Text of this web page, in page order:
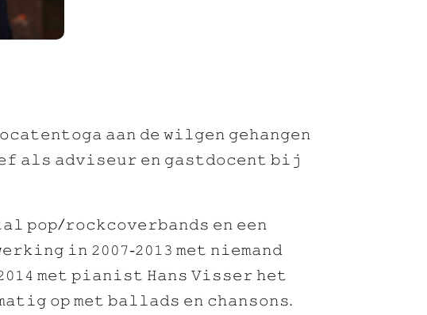
𝚊𝚊𝚗 𝚍𝚎 𝚠𝚒𝚕𝚐𝚎𝚗 𝚐𝚎𝚑𝚊𝚗𝚐𝚎𝚗
𝚊𝚕𝚜 𝚊𝚍𝚟𝚒𝚜𝚎𝚞𝚛 𝚎𝚗 𝚐𝚊𝚜𝚝𝚍𝚘𝚌𝚎𝚗𝚝 𝚋𝚒𝚓
𝚙𝚘𝚙/𝚛𝚘𝚌𝚔𝚌𝚘𝚟𝚎𝚛𝚋𝚊𝚗𝚍𝚜 𝚎𝚗 𝚎𝚎𝚗
𝚒𝚗 𝟸𝟶𝟶𝟽-𝟸𝟶𝟷𝟹 𝚖𝚎𝚝 𝚗𝚒𝚎𝚖𝚊𝚗𝚍
𝚖𝚎𝚝 𝚙𝚒𝚊𝚗𝚒𝚜𝚝 𝙷𝚊𝚗𝚜 𝚅𝚒𝚜𝚜𝚎𝚛 𝚑𝚎𝚝
𝚘𝚙 𝚖𝚎𝚝 𝚋𝚊𝚕𝚕𝚊𝚍𝚜 𝚎𝚗 𝚌𝚑𝚊𝚗𝚜𝚘𝚗𝚜.